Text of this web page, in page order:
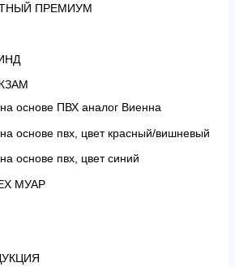
ПРЕМИУМ
основе ПВХ аналог Виенна
основе пвх, цвет красный/вишневый
основе пвх, цвет синий
МУАР